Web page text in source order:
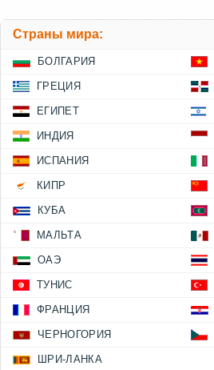
Страны мира:
БОЛГАРИЯ
ГРЕЦИЯ
ЕГИПЕТ
ИНДИЯ
ИСПАНИЯ
КИПР
КУБА
МАЛЬТА
ОАЭ
ТУНИС
ФРАНЦИЯ
ЧЕРНОГОРИЯ
ШРИ-ЛАНКА